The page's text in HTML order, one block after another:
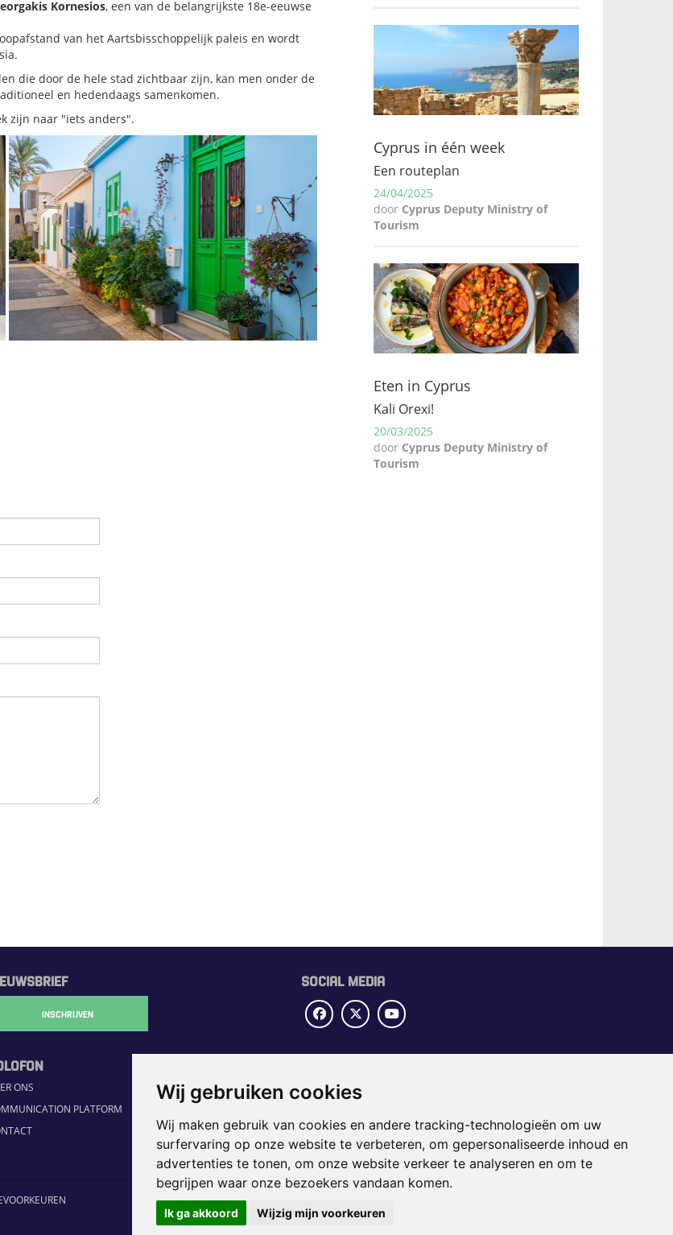
Wij gebruiken cookies
Wij maken gebruik van cookies en andere tracking-technologieën om uw
surfervaring op onze website te verbeteren, om gepersonaliseerde inhoud en
advertenties te tonen, om onze website verkeer te analyseren en om te
begrijpen waar onze bezoekers vandaan komen.
Ik ga akkoord Wijzig mijn voorkeuren
Kornesios, een van de belangrijkste 18e-eeuwse
van het Aartsbisschoppelijk paleis en wordt
die door de hele stad zichtbaar zijn, kan men onder de
en hedendaags samenkomen.
zijn naar "iets anders".
Cyprus in één week
Een routeplan
24/04/2025
door Cyprus Deputy Ministry of
Tourism
Eten in Cyprus
Kali Orexi!
20/03/2025
door Cyprus Deputy Ministry of
Tourism
INSCHRIJVEN
SOCIAL MEDIA
ONS
PLATFORM
HOME
JOBS
HAPPENING